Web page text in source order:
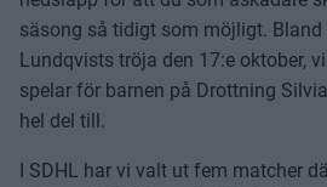
säsong så tidigt som möjligt.
Lundqvists tröja den 17:e oktober,
spelar för barnen på Drottning
hel del till.
I SDHL har vi valt ut fem matcher